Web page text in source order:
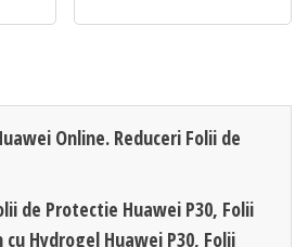
Online. Reduceri Folii de
de Protectie Huawei P30, Folii
Hydrogel Huawei P30, Folii